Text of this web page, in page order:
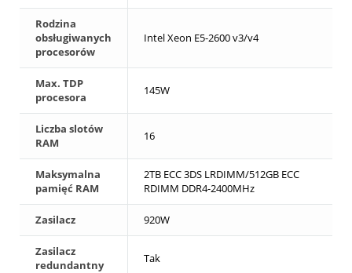
Rodzina
obsługiwanych
procesorów
Intel Xeon E5-2600 v3/v4
Max. TDP
procesora
145W
Liczba slotów
RAM
16
Maksymalna
pamięć RAM
2TB ECC 3DS LRDIMM/512GB ECC
RDIMM DDR4-2400MHz
Zasilacz 920W
Zasilacz
redundantny
Tak